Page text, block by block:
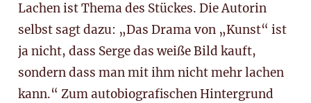
Lachen ist Thema des Stückes. Die Autorin
selbst sagt dazu: „Das Drama von „Kunst“ ist
ja nicht, dass Serge das weiße Bild kauft,
sondern dass man mit ihm nicht mehr lachen
kann.“ Zum autobiografischen Hintergrund